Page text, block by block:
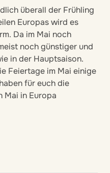
Europas wird es
Da im Mai noch
noch günstiger und
in der Hauptsaison.
Feiertage im Mai einige
für euch die
Mai in Europa